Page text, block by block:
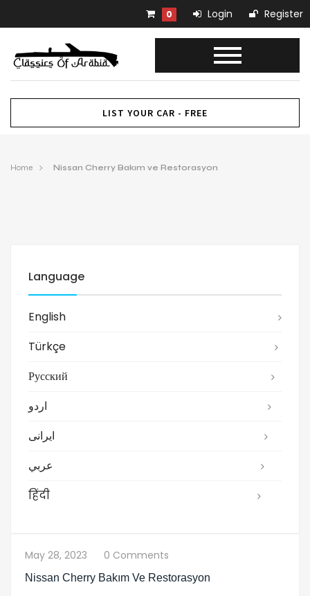
0 Login Register
LIST YOUR CAR - FREE
Home Nissan Cherry Bakım ve Restorasyon
Language
English
Türkçe
Русский
اردو
ایرانی
عربي
हिंदी
May 28, 2023 0 Comments
Nissan Cherry Bakım Ve Restorasyon